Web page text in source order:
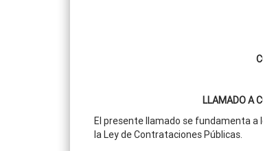
LLAMADO A
El presente llamado se fundamenta a
la Ley de Contrataciones Públicas.